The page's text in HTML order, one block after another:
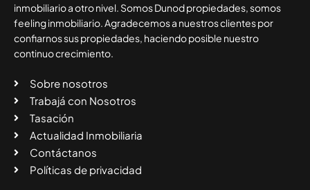
inmobiliario a otro nivel. Somos Dunod propiedades, somos
feeling inmobiliario. Agradecemos a nuestros clientes por
confiarnos sus propiedades, haciendo posible nuestro
continuo crecimiento.
Sobre nosotros
Trabajá con Nosotros
Tasación
Actualidad Inmobiliaria
Contáctanos
Políticas de privacidad